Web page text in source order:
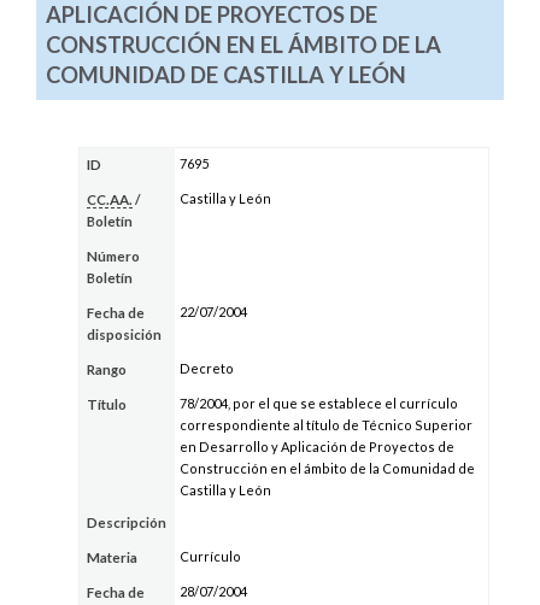
APLICACIÓN DE PROYECTOS DE
CONSTRUCCIÓN EN EL ÁMBITO DE LA
COMUNIDAD DE CASTILLA Y LEÓN
ID 7695
CC.AA. /
Boletín
Castilla y León
Número
Boletín
Fecha de
disposición
22/07/2004
Rango Decreto
Título
78/2004, por el que se establece el currículo
correspondiente al título de Técnico Superior
en Desarrollo y Aplicación de Proyectos de
Construcción en el ámbito de la Comunidad de
Castilla y León
Descripción
Materia Currículo
Fecha de
28/07/2004